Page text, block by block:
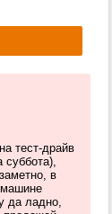
тест-драйв
суббота),
в
машине
да ладно,